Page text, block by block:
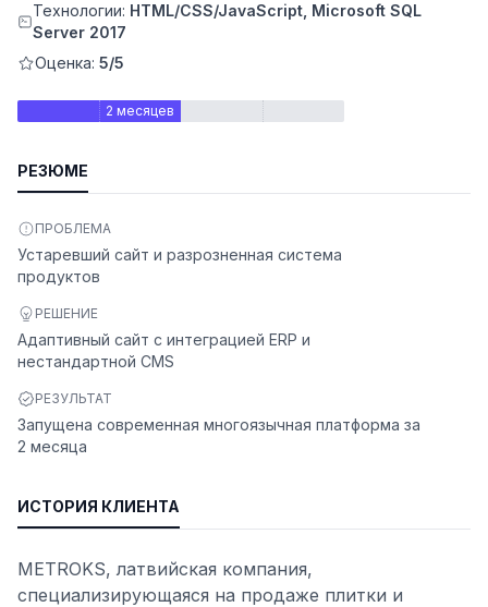
Технологии: HTML/CSS/JavaScript, Microsoft SQL
Server 2017
Оценка: 5/5
2 месяцев
РЕЗЮМЕ
ПРОБЛЕМА
Устаревший сайт и разрозненная система
продуктов
РЕШЕНИЕ
Адаптивный сайт с интеграцией ERP и
нестандартной CMS
РЕЗУЛЬТАТ
Запущена современная многоязычная платформа за
2 месяца
ИСТОРИЯ КЛИЕНТА
METROKS, латвийская компания,
специализирующаяся на продаже плитки и